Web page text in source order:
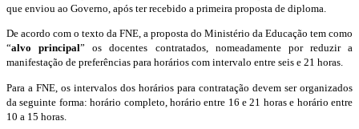
que enviou ao Governo, após ter recebido a primeira proposta de diploma.
De acordo com o texto da FNE, a proposta do Ministério da Educação tem como
“alvo principal” os docentes contratados, nomeadamente por reduzir a
manifestação de preferências para horários com intervalo entre seis e 21 horas.
Para a FNE, os intervalos dos horários para contratação devem ser organizados
da seguinte forma: horário completo, horário entre 16 e 21 horas e horário entre
10 a 15 horas.